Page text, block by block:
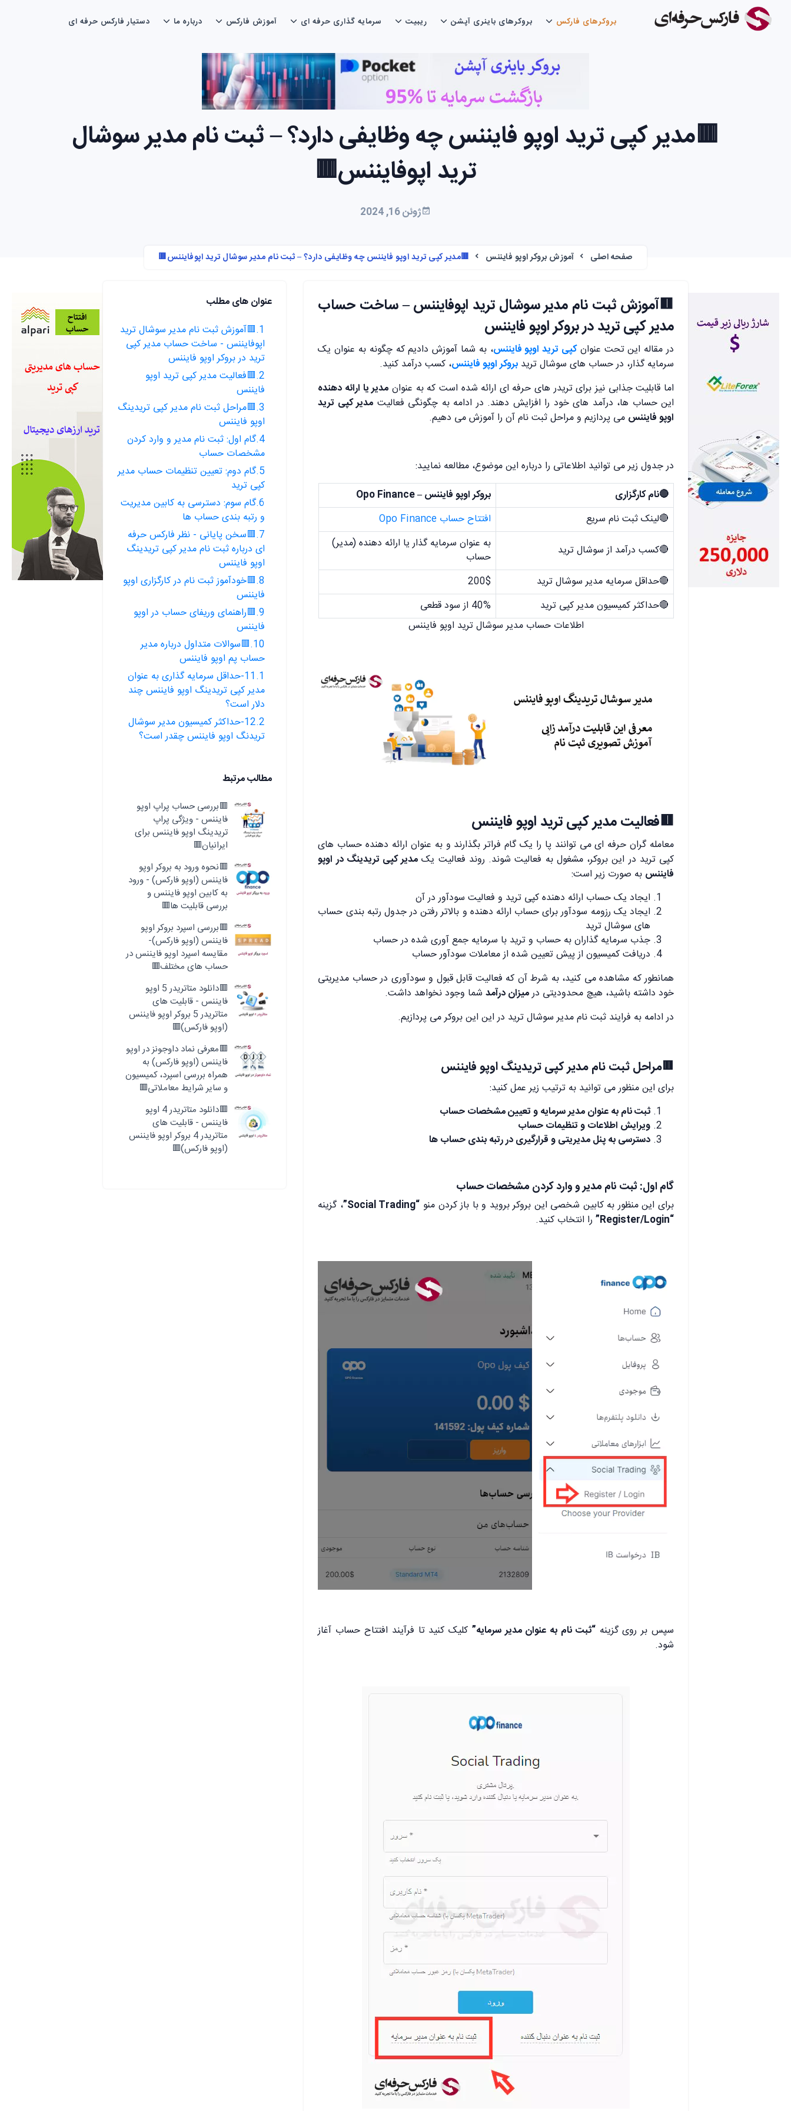
بروکرهای فارکس بروکرهای باینری آپشن ریبیت سرمایه گذاری حرفه ای آموزش فارکس درباره ما دستیار فارکس حرفه ای
🟥مدیر کپی ترید اوپو فایننس چه وظایفی دارد؟ – ثبت نام مدیر سوشال
ترید اپوفایننس🟥
ژوئن 16, 2024
صفحه اصلی آموزش بروکر اوپو فایننس 🟥مدیر کپی ترید اوپو فایننس چه وظایفی دارد؟ – ثبت نام مدیر سوشال ترید اپوفایننس🟥
🟥آموزش ثبت نام مدیر سوشال ترید اپوفایننس – ساخت حساب
مدیر کپی ترید در بروکر اوپو فایننس
در مقاله این تحت عنوانکپی ترید اوپو فایننس، به شما آموزش دادیم که چگونه به عنوان یک
سرمایه گذار، در حساب های سوشال ترید بروکر اوپو فایننس، کسب درآمد کنید.
اما قابلیت جذابی نیز برای تریدر های حرفه ای ارائه شده است که به عنوان مدیر یا ارائه دهنده
این حساب ها، درآمد های خود را افزایش دهند. در ادامه به چگونگی فعالیت مدیر کپی ترید
اوپو فایننس می پردازیم و مراحل ثبت نام آن را آموزش می دهیم.
در جدول زیر می توانید اطلاعاتی را درباره این موضوع، مطالعه نمایید:
🔴نام کارگزاری
بروکر اوپو فایننس – Opo Finance
🔴لینک ثبت نام سریع
افتتاح حساب Opo Finance
🔴کسب درآمد از سوشال ترید
به عنوان سرمایه گذار یا ارائه دهنده (مدیر)
حساب
🔴حداقل سرمایه مدیر سوشال ترید
200$
🔴حداکثر کمیسیون مدیر کپی ترید
40% از سود قطعی
اطلاعات حساب مدیر سوشال ترید اوپو فایننس
🟥فعالیت مدیر کپی ترید اوپو فایننس
معامله گران حرفه ای می توانند پا را یک گام فراتر بگذارند و به عنوان ارائه دهنده حساب های
کپی ترید در این بروکر، مشغول به فعالیت شوند. روند فعالیت یک مدیر کپی تریدینگ در اوپو
فایننس به صورت زیر است:
ایجاد یک حساب ارائه دهنده کپی ترید و فعالیت سودآور در آن
ایجاد یک رزومه سودآور برای حساب ارائه دهنده و بالاتر رفتن در جدول رتبه بندی حساب
های سوشال ترید
جذب سرمایه گذاران به حساب و ترید با سرمایه جمع آوری شده در حساب
دریافت کمیسیون از پیش تعیین شده از معاملات سودآور حساب
همانطور که مشاهده می کنید، به شرط آن که فعالیت قابل قبول و سودآوری در حساب مدیریتی
خود داشته باشید، هیچ محدودیتی درمیزان درآمد شما وجود نخواهد داشت.
در ادامه به فرایند ثبت نام مدیر سوشال ترید در این این بروکر می پردازیم.
🟥مراحل ثبت نام مدیر کپی تریدینگ اوپو فایننس
برای این منظور می توانید به ترتیب زیر عمل کنید:
ثبت نام به عنوان مدیر سرمایه و تعیین مشخصات حساب
ویرایش اطلاعات و تنظیمات حساب
دسترسی به پنل مدیریتی و قرارگیری در رتبه بندی حساب ها
گام اول: ثبت نام مدیر و وارد کردن مشخصات حساب
برای این منظور به کابین شخصی این بروکر بروید و با باز کردن منو “Social Trading”
، گزینه
“Register/Login”
را انتخاب کنید.
سپس بر روی گزینه“ثبت نام به عنوان مدیر سرمایه” کلیک کنید تا فرآیند افتتاح حساب آغاز
شود.
عنوان های مطلب
1.🟥آموزش ثبت نام مدیر سوشال ترید
اپوفایننس - ساخت حساب مدیر کپی
ترید در بروکر اوپو فایننس
2.🟥فعالیت مدیر کپی ترید اوپو
فایننس
3.🟥مراحل ثبت نام مدیر کپی تریدینگ
اوپو فایننس
4.گام اول: ثبت نام مدیر و وارد کردن
مشخصات حساب
5.گام دوم: تعیین تنظیمات حساب مدیر
کپی ترید
6.گام سوم: دسترسی به کابین مدیریت
و رتبه بندی حساب ها
7.🟥سخن پایانی - نظر فارکس حرفه
ای درباره ثبت نام مدیر کپی تریدینگ
اوپو فایننس
8.🟥خودآموز ثبت نام در کارگزاری اوپو
فایننس
9.🟥راهنمای وریفای حساب در اوپو
فایننس
10.🟥سوالات متداول درباره مدیر
حساب پم اوپو فایننس
11.1-حداقل سرمایه گذاری به عنوان
مدیر کپی تریدینگ اوپو فایننس چند
دلار است؟
12.2-حداکثر کمیسیون مدیر سوشال
تریدنگ اوپو فایننس چقدر است؟
مطالب مرتبط
🟥بررسی حساب پراپ اوپو
فایننس - ویژگی پراپ
تریدینگ اوپو فایننس برای
ایرانیان🟥
🟥نحوه ورود به بروکر اوپو
فایننس (اوپو فارکس) - ورود
به کابین اوپو فایننس و
بررسی قابلیت ها🟥
🟥بررسی اسپرد بروکر اوپو
فایننس (اوپو فارکس)-
مقایسه اسپرد اوپو فایننس در
حساب های مختلف🟥
🟥دانلود متاتریدر 5 اوپو
فایننس - قابلیت های
متاتریدر 5 بروکر اوپو فایننس
(اوپو فارکس)🟥
🟥معرفی نماد داوجونز در اوپو
فایننس (اوپو فارکس) به
همراه بررسی اسپرد، کمیسیون
و سایر شرایط معاملاتی🟥
🟥دانلود متاتریدر 4 اوپو
فایننس - قابلیت های
متاتریدر 4 بروکر اوپو فایننس
(اوپو فارکس)🟥